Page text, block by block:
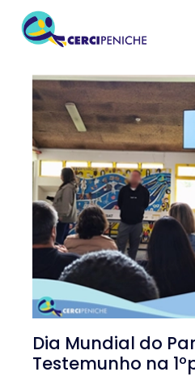
Dia Mundial do
Testemunho na